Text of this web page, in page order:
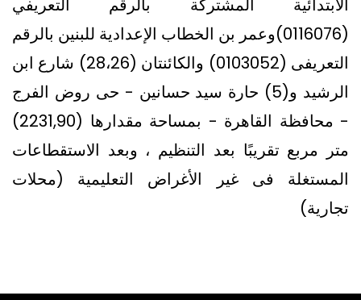
الابتدائية المشتركة بالرقم التعريفي
(0116076)وعمر بن الخطاب الإعدادية للبنين بالرقم
التعريفى (0103052) والكائنتان (28،26) شارع ابن
الرشيد و(5) حارة سيد حسانين - حى روض الفرج
- محافظة القاهرة - بمساحة مقدارها (2231,90)
متر مربع تقريبًا بعد التنظيم ، وبعد الاستقطاعات
المستغلة فى غير الأغراض التعليمية (محلات
تجارية)